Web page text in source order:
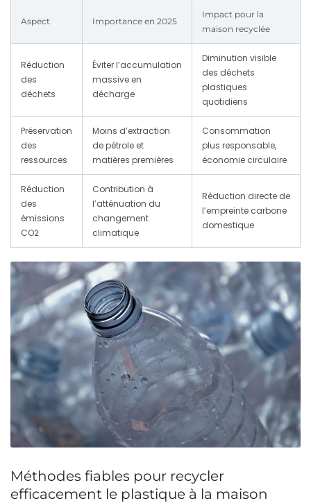
Aspect Importance en 2025
Impact pour la
maison recyclée
Réduction
des
déchets
Éviter l’accumulation
massive en
décharge
Diminution visible
des déchets
plastiques
quotidiens
Préservation
des
ressources
Moins d’extraction
de pétrole et
matières premières
Consommation
plus responsable,
économie circulaire
Réduction
des
émissions
CO2
Contribution à
l’atténuation du
changement
climatique
Réduction directe de
l’empreinte carbone
domestique
Méthodes fiables pour recycler
efficacement le plastique à la maison